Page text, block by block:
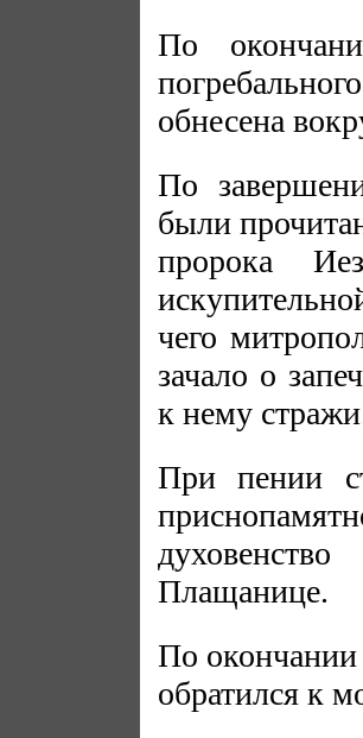
По
обнесена
По
были
пророка
чего
зачало о
к нему
При пении
Плащанице.
По
обратился к